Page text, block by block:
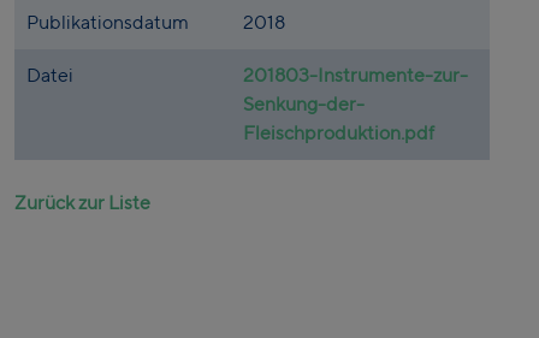
Publikationsdatum 2018
Datei
201803-Instrumente-zur-
Senkung-der-
Fleischproduktion.pdf
Zurück zur Liste